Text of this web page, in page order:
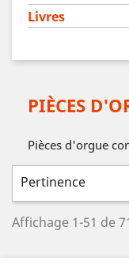
Livres
PIÈCES
Pièces d'orgue
Pertinence
Affichage 1-51 de